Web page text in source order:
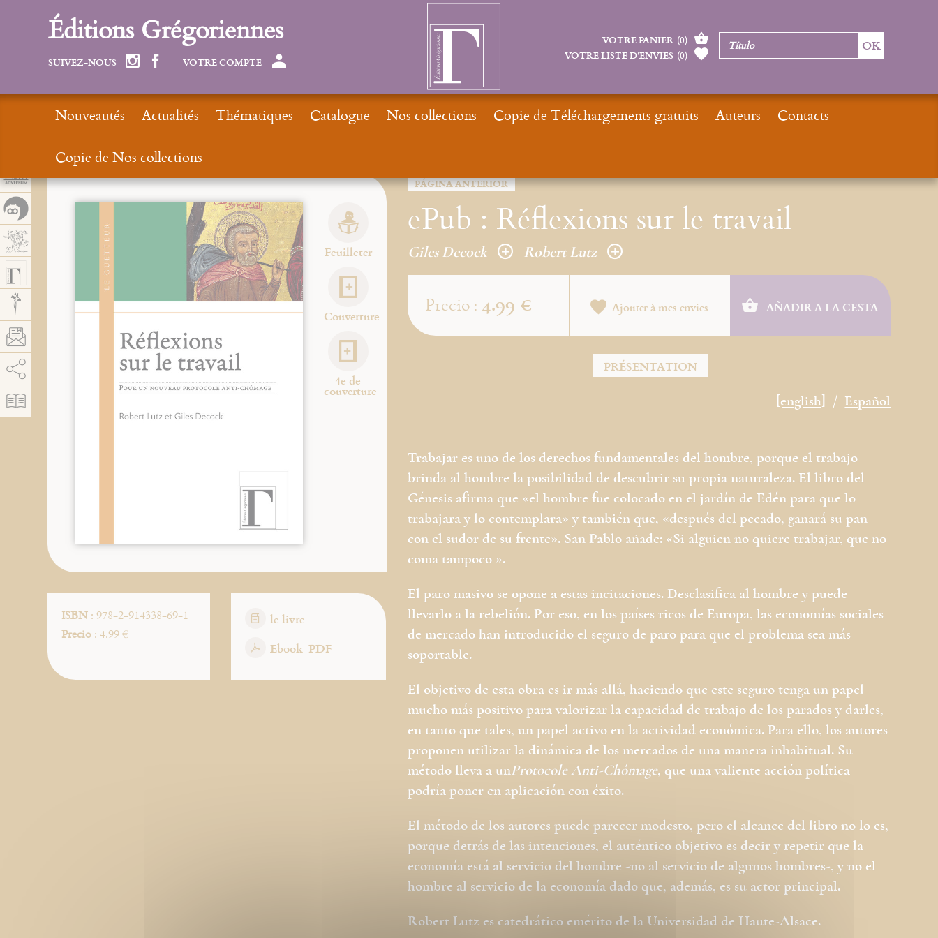
PÁGINA ANTERIOR
ePub : Réflexions sur le travail
Giles Decock Robert Lutz
Feuilleter
Couverture
4e de
couverture
ISBN: 978-2-914338-69-1
Precio: 4.99 €
le livre
Ebook-PDF
Precio : 4.99 € Ajouter à mes envies AÑADIR A LA CESTA
PRÉSENTATION
[english] Español
Trabajar es uno de los derechos fundamentales del hombre, porque el trabajo
brinda al hombre la posibilidad de descubrir su propia naturaleza. El libro del
Génesis afirma que «el hombre fue colocado en el jardín de Edén para que lo
trabajara y lo contemplara» y también que, «después del pecado, ganará su pan
con el sudor de su frente». San Pablo añade: «Si alguien no quiere trabajar, que no
coma tampoco ».
El paro masivo se opone a estas incitaciones. Desclasifica al hombre y puede
llevarlo a la rebelión. Por eso, en los países ricos de Europa, las economías sociales
de mercado han introducido el seguro de paro para que el problema sea más
soportable.
El objetivo de esta obra es ir más allá, haciendo que este seguro tenga un papel
mucho más positivo para valorizar la capacidad de trabajo de los parados y darles,
en tanto que tales, un papel activo en la actividad económica. Para ello, los autores
proponen utilizar la dinámica de los mercados de una manera inhabitual. Su
método lleva a unProtocoleAnti-Chômage, que una valiente acción política
podría poner en aplicación con éxito.
El método de los autores puede parecer modesto, pero el alcance del libro no lo es,
porque detrás de las intenciones, el auténtico objetivo es decir y repetir que la
economía está al servicio del hombre ‑no al servicio de algunos hombres‑, y no el
hombre al servicio de la economía dado que, además, es su actor principal.
Robert Lutz es catedrático emérito de la Universidad de Haute-Alsace.
Éditions Grégoriennes
SUIVEZ-NOUS VOTRE COMPTE
VOTRE PANIER (0)
VOTRE LISTE D’ENVIES (0)
Nouveautés Actualités Thématiques Catalogue Nos collections Copie de Téléchargements gratuits Auteurs
Contacts
Copie de Nos collections
AddThis está deshabilitado. Permitir
Panel de gestión de cookies